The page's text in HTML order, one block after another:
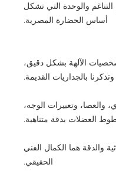
والوحدة التي تشكل
أساس الحضارة المصرية.
الآلهة بشكل دقيق،
وتذكرنا بالجداريات القديمة.
والعصا، وتعبيرات الوجه،
العضلات بدقة متناهية.
والدقة هما الكمال الفني
الحقيقي.